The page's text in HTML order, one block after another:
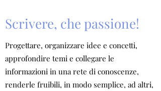
Scrivere, che passione!
Progettare, organizzare idee e concetti,
approfondire temi e collegare le
informazioni in una rete di conoscenze,
renderle fruibili, in modo semplice, ad altri,